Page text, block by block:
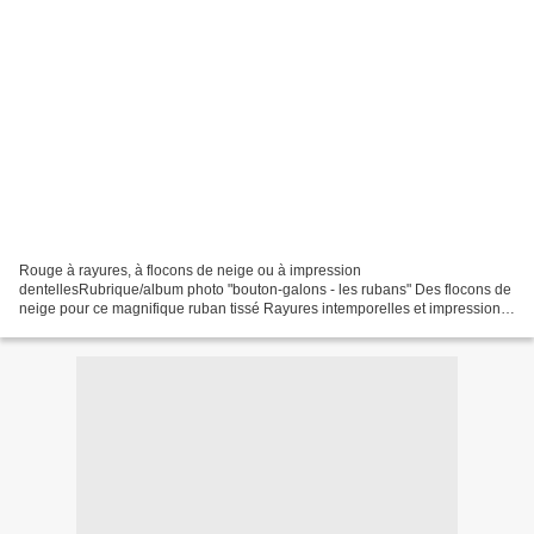
Rouge à rayures, à flocons de neige ou à impression
dentellesRubrique/album photo "bouton-galons - les rubans" Des flocons de
neige pour ce magnifique ruban tissé Rayures intemporelles et impression